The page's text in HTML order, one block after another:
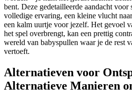
bent. Deze gedetailleerde aandacht voor
volledige ervaring, een kleine vlucht
een kalm uurtje voor jezelf. Het gevoel
het spel overbrengt, kan een prettig
wereld van babyspullen waar je de rest
vertoeft.
Alternatieven voor
Alternatieve Manieren